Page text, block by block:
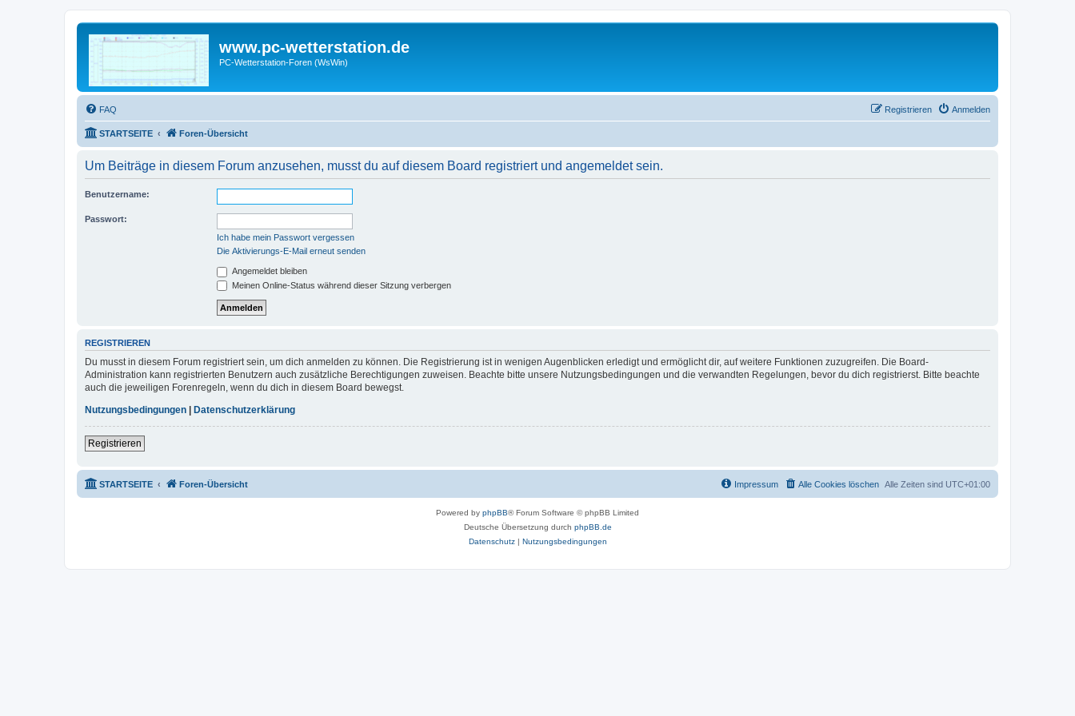
www.pc-wetterstation.de
PC-Wetterstation-Foren (WsWin)
FAQ Anmelden
Registrieren
STARTSEITE Foren-Übersicht
Um Beiträge in diesem Forum anzusehen, musst du auf diesem Board registriert und angemeldet sein.
Benutzername:
Passwort:
Ich habe mein Passwort vergessen
Die Aktivierungs-E-Mail erneut senden
Angemeldet bleiben
Meinen Online-Status während dieser Sitzung verbergen
REGISTRIEREN
Du musst in diesem Forum registriert sein, um dich anmelden zu können. Die Registrierung ist in wenigen Augenblicken erledigt und ermöglicht dir, auf weitere Funktionen zuzugreifen. Die Board-
Administration kann registrierten Benutzern auch zusätzliche Berechtigungen zuweisen. Beachte bitte unsere Nutzungsbedingungen und die verwandten Regelungen, bevor du dich registrierst. Bitte beachte
auch die jeweiligen Forenregeln, wenn du dich in diesem Board bewegst.
Nutzungsbedingungen | Datenschutzerklärung
Registrieren
STARTSEITE Foren-Übersicht Alle Zeiten sind UTC+01:00
Alle Cookies löschen
Impressum
Powered by phpBB® Forum Software © phpBB Limited
Deutsche Übersetzung durch phpBB.de
Datenschutz| Nutzungsbedingungen